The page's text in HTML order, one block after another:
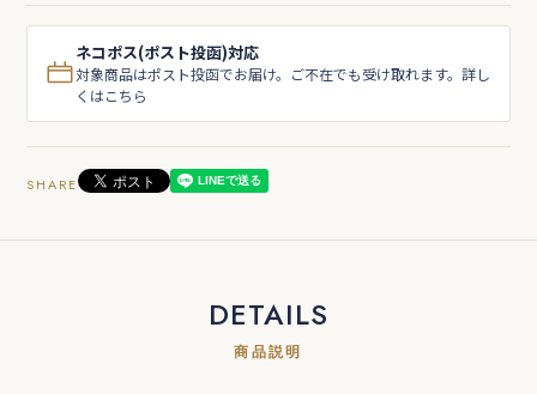
ネコポス(ポスト投函)対応
対象商品はポスト投函でお届け。ご不在でも受け取れます。詳し
くはこちら
SHARE
DETAILS
商品説明